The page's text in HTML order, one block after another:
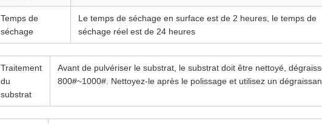
Temps de
séchage
Le temps de séchage en surface est de 2 heures, le temps de
séchage réel est de 24 heures
Traitement
du
substrat
Avant de pulvériser le substrat, le substrat doit être nettoyé,
800#~1000#. Nettoyez-le après le polissage et utilisez un